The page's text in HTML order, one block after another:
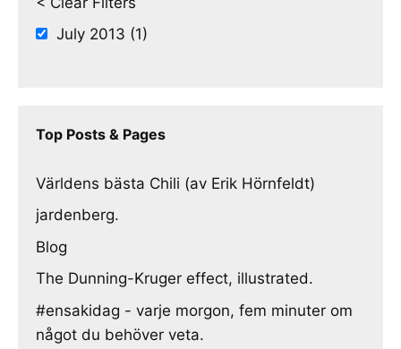
July 2013 (1)
Top Posts & Pages
Världens bästa Chili (av Erik Hörnfeldt)
jardenberg.
Blog
The Dunning-Kruger effect, illustrated.
#ensakidag - varje morgon, fem minuter om
något du behöver veta.